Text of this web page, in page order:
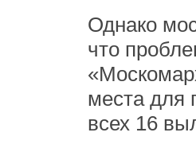
Однако
что
места для
всех 16